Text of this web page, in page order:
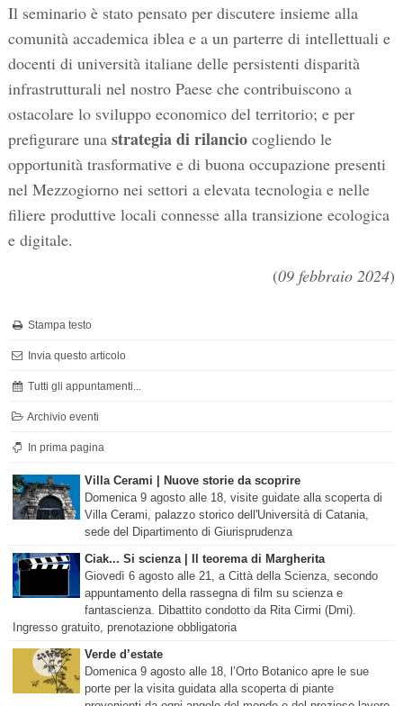
Il seminario è stato pensato per discutere insieme alla
comunità accademica iblea e a un parterre di intellettuali e
docenti di università italiane delle persistenti disparità
infrastrutturali nel nostro Paese che contribuiscono a
ostacolare lo sviluppo economico del territorio; e per
prefigurare una strategiadirilanciocogliendo le
opportunità trasformative e di buona occupazione presenti
nel Mezzogiorno nei settori a elevata tecnologia e nelle
filiere produttive locali connesse alla transizione ecologica
e digitale.
(09 febbraio 2024)
Stampa testo
Invia questo articolo
Tutti gli appuntamenti...
Archivio eventi
In prima pagina
Villa Cerami | Nuove storie da scoprire
Domenica 9 agosto alle 18, visite guidate alla scoperta di
Villa Cerami, palazzo storico dell'Università di Catania,
sede del Dipartimento di Giurisprudenza
Ciak... Si scienza | Il teorema di Margherita
Giovedì 6 agosto alle 21, a Città della Scienza, secondo
appuntamento della rassegna di film su scienza e
fantascienza. Dibattito condotto da Rita Cirmi (Dmi).
Ingresso gratuito, prenotazione obbligatoria
Verde d’estate
Domenica 9 agosto alle 18, l’Orto Botanico apre le sue
porte per la visita guidata alla scoperta di piante